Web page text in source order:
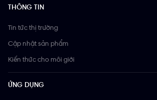
THÔNG TIN
Tin tức thị trường
Cập nhật sản phẩm
Kiến thức cho môi giới
ỨNG DỤNG